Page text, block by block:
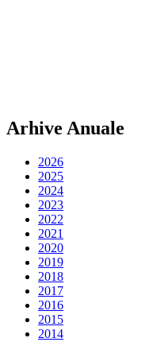
Arhive Anuale
2026
2025
2024
2023
2022
2021
2020
2019
2018
2017
2016
2015
2014